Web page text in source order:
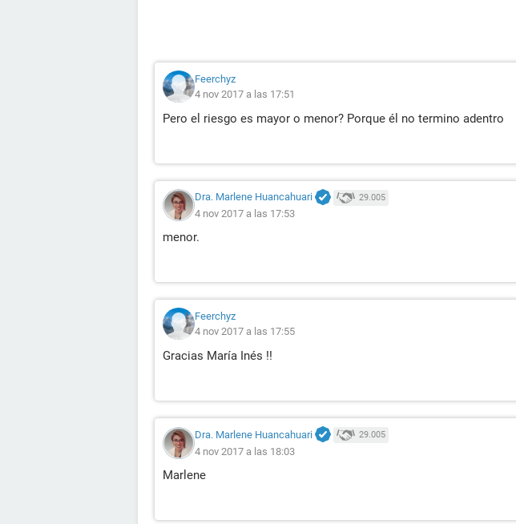
Feerchyz
4 nov 2017 a las 17:51
Pero el riesgo es mayor o menor? Porque él no termino adentro
Dra. Marlene Huancahuari 29.005
4 nov 2017 a las 17:53
menor.
Feerchyz
4 nov 2017 a las 17:55
Gracias María Inés !!
Dra. Marlene Huancahuari 29.005
4 nov 2017 a las 18:03
Marlene